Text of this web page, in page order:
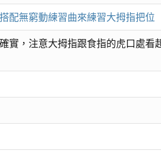
配無窮動練習曲來練習大拇指把位
實，注意大拇指跟食指的虎口處看